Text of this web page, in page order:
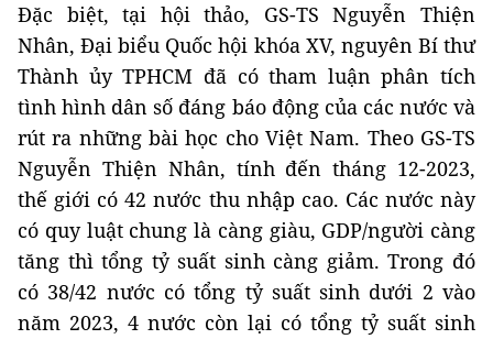
Đặc biệt, tại hội thảo, GS-TS Nguyễn Thiện
Nhân, Đại biểu Quốc hội khóa XV, nguyên Bí thư
Thành ủy TPHCM đã có tham luận phân tích
tình hình dân số đáng báo động của các nước và
rút ra những bài học cho Việt Nam. Theo GS-TS
Nguyễn Thiện Nhân, tính đến tháng 12-2023,
thế giới có 42 nước thu nhập cao. Các nước này
có quy luật chung là càng giàu, GDP/người càng
tăng thì tổng tỷ suất sinh càng giảm. Trong đó
có 38/42 nước có tổng tỷ suất sinh dưới 2 vào
năm 2023, 4 nước còn lại có tổng tỷ suất sinh